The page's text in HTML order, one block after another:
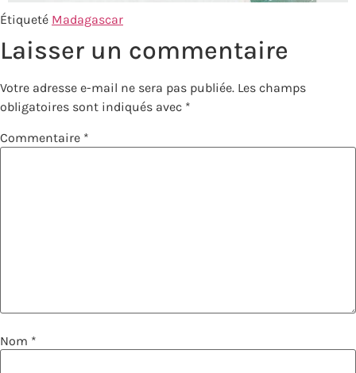
Étiqueté Madagascar
Laisser un commentaire
Votre adresse e-mail ne sera pas publiée. Les champs
obligatoires sont indiqués avec *
Commentaire *
Nom *